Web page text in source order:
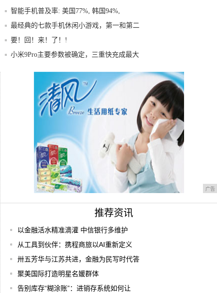
智能手机普及率: 美国77%, 韩国94%,
最经典的七款手机休闲小游戏，第一和第二
认识度
要！回！来！了！!
小米9Pro主要参数被确定，三重快充成最大
2018款MacBook Pro 13评测
广告
推荐资讯
以金融活水精准滴灌 中信银行多维护
从工具到伙伴：携程商旅以AI重新定义
卅五芳华与江苏共进，金融为民写时代答
聚美国际打造明星名媛群体
告别库存“糊涂账”：进销存系统如何让